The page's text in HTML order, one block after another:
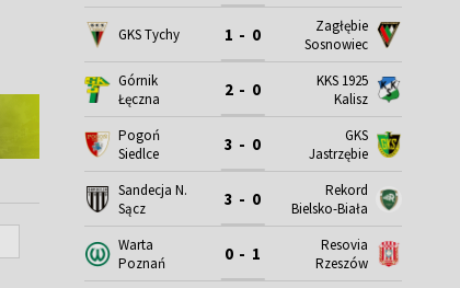
GKS Tychy 1 - 0
Zagłębie
Sosnowiec
Górnik
Łęczna
2 - 0
KKS 1925
Kalisz
Pogoń
Siedlce
3 - 0
GKS
Jastrzębie
Sandecja N.
Sącz
3 - 0
Rekord
Bielsko-Biała
Warta
Poznań
0 - 1
Resovia
Rzeszów